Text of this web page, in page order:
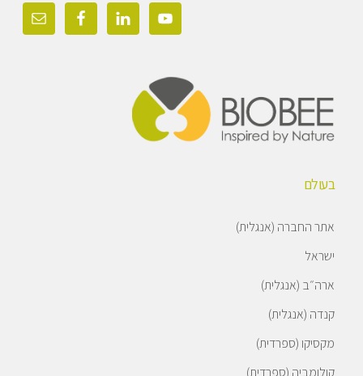
בעולם
אתר החברה (אנגלית)
ישראל
ארה״ב (אנגלית)
קנדה (אנגלית)
מקסיקו (ספרדית)
קולומביה (ספרדית)